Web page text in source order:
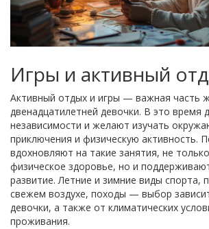
Игры и активный
Активный отдых и игры — важная часть
двенадцатилетней девочки. В это время
независимости и желают изучать
приключения и физическую активность.
вдохновляют на такие занятия, не
физическое здоровье, но и
развитие. Летние и зимние виды спорта,
свежем воздухе, походы — выбор
девочки, а также от климатических
проживания.